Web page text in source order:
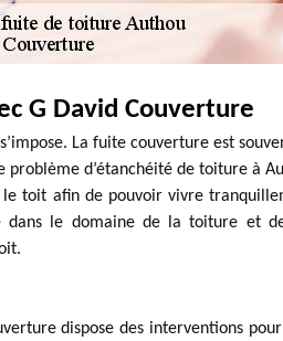
G David Couverture
La fuite couverture est
problème d’étanchéité de toiture à
toit afin de pouvoir vivre
dans le domaine de la toiture et
dispose des interventions